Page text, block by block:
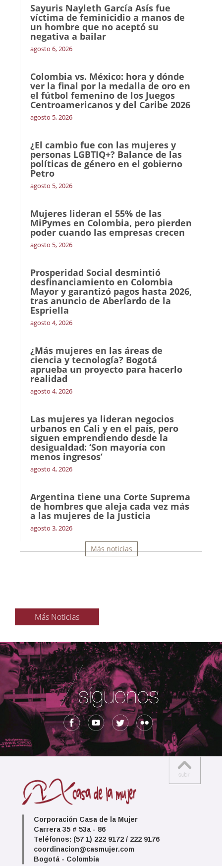
Sayuris Nayleth García Asís fue
víctima de feminicidio a manos de
un hombre que no aceptó su
negativa a bailar
agosto 6, 2026
Colombia vs. México: hora y dónde
ver la final por la medalla de oro en
el fútbol femenino de los Juegos
Centroamericanos y del Caribe 2026
agosto 5, 2026
¿El cambio fue con las mujeres y
personas LGBTIQ+? Balance de las
políticas de género en el gobierno
Petro
agosto 5, 2026
Mujeres lideran el 55% de las
MiPymes en Colombia, pero pierden
poder cuando las empresas crecen
agosto 5, 2026
Prosperidad Social desmintió
desfinanciamiento en Colombia
Mayor y garantizó pagos hasta 2026,
tras anuncio de Aberlardo de la
Espriella
agosto 4, 2026
¿Más mujeres en las áreas de
ciencia y tecnología? Bogotá
aprueba un proyecto para hacerlo
realidad
agosto 4, 2026
Las mujeres ya lideran negocios
urbanos en Cali y en el país, pero
siguen emprendiendo desde la
desigualdad: ‘Son mayoría con
menos ingresos’
agosto 4, 2026
Argentina tiene una Corte Suprema
de hombres que aleja cada vez más
a las mujeres de la Justicia
agosto 3, 2026
Más noticias
Más Noticias
Corporación Casa de la Mujer
Carrera 35 # 53a - 86
Teléfonos: (57 1) 222 9172 / 222 9176
coordinacion@casmujer.com
Bogotá - Colombia